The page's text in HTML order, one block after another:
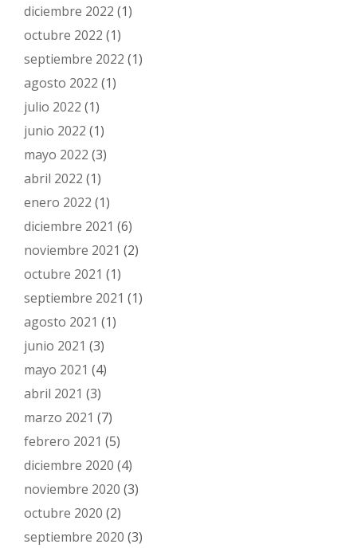
diciembre 2022 (1)
octubre 2022 (1)
septiembre 2022 (1)
agosto 2022 (1)
julio 2022 (1)
junio 2022 (1)
mayo 2022 (3)
abril 2022 (1)
enero 2022 (1)
diciembre 2021 (6)
noviembre 2021 (2)
octubre 2021 (1)
septiembre 2021 (1)
agosto 2021 (1)
junio 2021 (3)
mayo 2021 (4)
abril 2021 (3)
marzo 2021 (7)
febrero 2021 (5)
diciembre 2020 (4)
noviembre 2020 (3)
octubre 2020 (2)
septiembre 2020 (3)